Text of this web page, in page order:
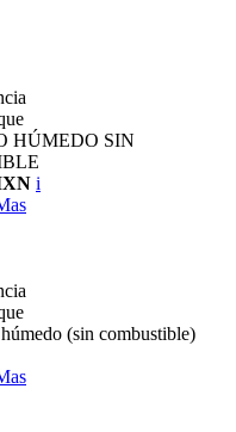
HÚMEDO SIN
i
(sin combustible)